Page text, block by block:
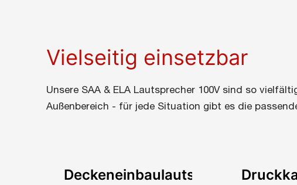
Vielseitig einsetzbar
Unsere SAA & ELA Lautsprecher 100V sind so
Außenbereich - für jede Situation gibt es die
Deckeneinbaulautsprecher